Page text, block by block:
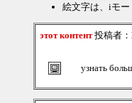
絵文字は、iモー
этот контент投稿者：
узнать